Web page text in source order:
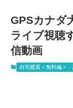
GPSカナダ
ライブ視聴
信動画
自宅鑑賞＜無料編＞